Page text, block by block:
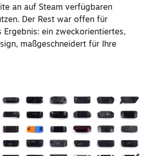
an auf Steam verfügbaren
Der Rest war offen für
Ergebnis: ein zweckorientiertes,
maßgeschneidert für Ihre